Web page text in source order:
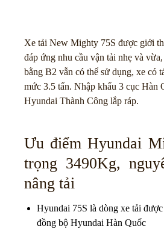
Xe tải New Mighty 75S được giới
đáp ứng nhu cầu vận tải nhẹ và
bằng B2 vẫn có thể sử dụng, xe có
mức 3.5 tấn. Nhập khẩu 3 cục Hàn
Hyundai Thành Công lắp ráp.
Ưu điểm Hyundai
trọng 3490Kg,
nâng tải
Hyundai 75S là dòng xe tải
đồng bộ Hyundai Hàn Quốc